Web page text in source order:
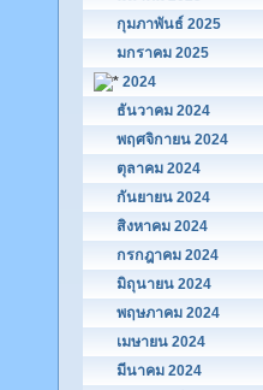
กุมภาพันธ์ 2025
มกราคม 2025
2024
ธันวาคม 2024
พฤศจิกายน 2024
ตุลาคม 2024
กันยายน 2024
สิงหาคม 2024
กรกฎาคม 2024
มิถุนายน 2024
พฤษภาคม 2024
เมษายน 2024
มีนาคม 2024